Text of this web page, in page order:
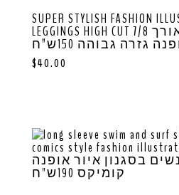
SUPER STYLISH FASHION
LEGGINGS HIGH CUT טייץ מאויר באורך 7/8
גזרה גבוהה 150ש”ח
$40.00